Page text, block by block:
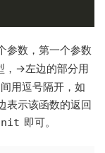
参数，第一个参数
，->左边的部分用
用逗号隔开，如
表示该函数的返回
即可。